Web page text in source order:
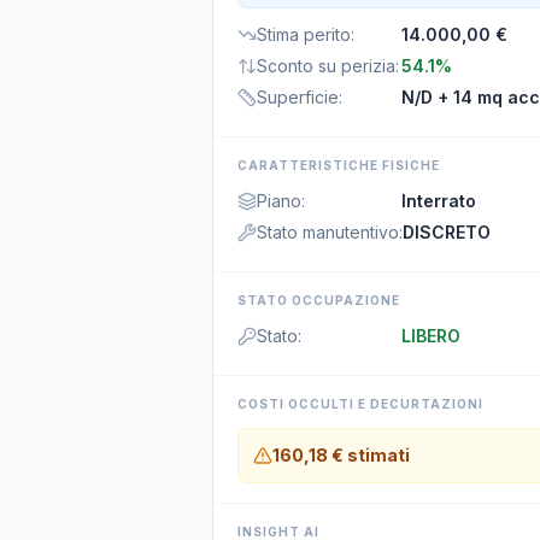
Stima perito:
14.000,00 €
Sconto su perizia:54.1%
Superficie: N/D + 14 mq
CARATTERISTICHE FISICHE
Piano:
Interrato
Stato manutentivo:DISCRETO
STATO OCCUPAZIONE
Stato: LIBERO
COSTI OCCULTI E DECURTAZIONI
160,18 € stimati
INSIGHT AI